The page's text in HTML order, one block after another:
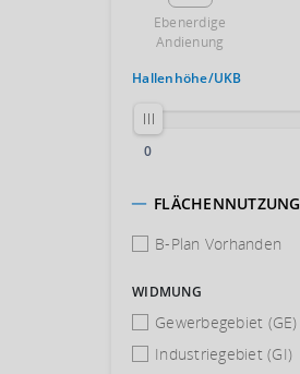
Ebenerdige
Andienung
Hallenhöhe/UKB
0
FLÄCHENNUTZUNG
B-Plan Vorhanden
WIDMUNG
Gewerbegebiet (GE)
Industriegebiet (GI)